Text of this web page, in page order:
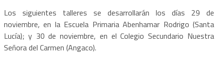
Los siguientes talleres se desarrollarán los días 29 de
noviembre, en la Escuela Primaria Abenhamar Rodrigo (Santa
Lucía); y 30 de noviembre, en el Colegio Secundario Nuestra
Señora del Carmen (Angaco).